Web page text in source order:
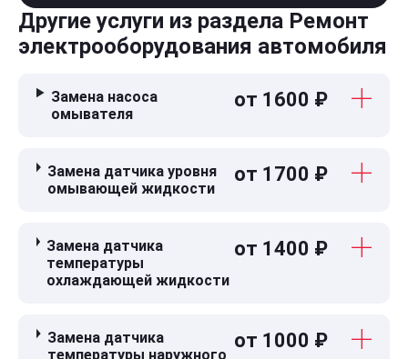
Другие услуги из раздела Ремонт
электрооборудования автомобиля
Замена насоса
омывателя
от 1600 ₽
Замена датчика уровня
омывающей жидкости
от 1700 ₽
Замена датчика
температуры
охлаждающей жидкости
от 1400 ₽
Замена датчика
температуры наружного
от 1000 ₽